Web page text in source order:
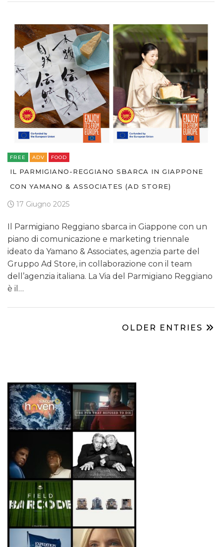
FREE ADV FOOD
IL PARMIGIANO-REGGIANO SBARCA IN GIAPPONE
CON YAMANO & ASSOCIATES (AD STORE)
17 Giugno 2025
Il Parmigiano Reggiano sbarca in Giappone con un
piano di comunicazione e marketing triennale
ideato da Yamano & Associates, agenzia parte del
Gruppo Ad Store, in collaborazione con il team
dell’agenzia italiana. La Via del Parmigiano Reggiano
è il…
OLDER ENTRIES